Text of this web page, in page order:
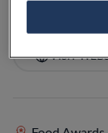
VEDI
VISIT